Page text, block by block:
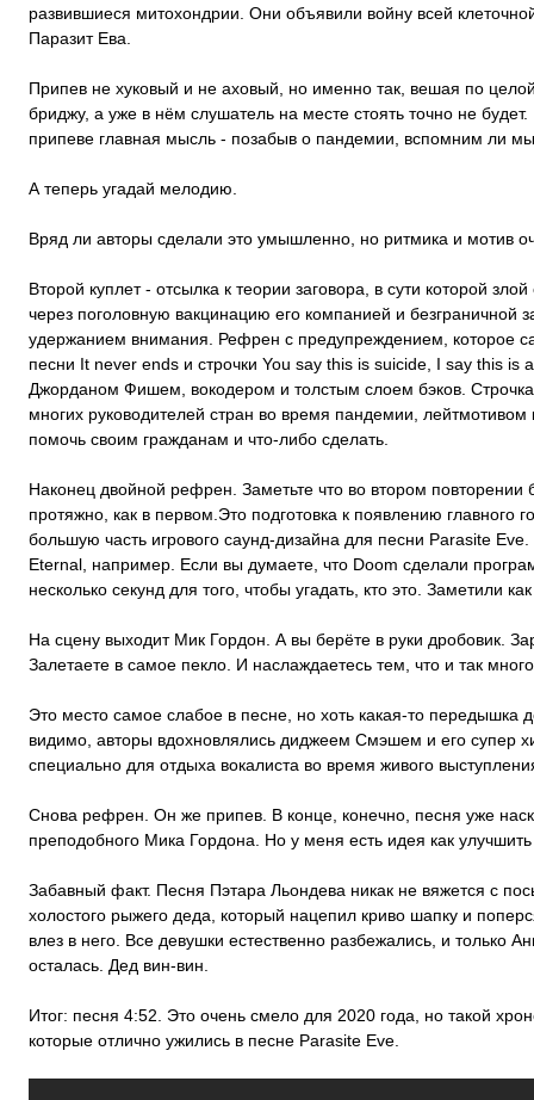
развившиеся митохондрии. Они объявили войну всей
Паразит Ева.
Припев не хуковый и не аховый, но именно так, вешая по
бриджу, а уже в нём слушатель на месте стоять точно не
припеве главная мысль - позабыв о пандемии, вспомним ли
А теперь угадай мелодию.
Вряд ли авторы сделали это умышленно, но ритмика и мотив
Второй куплет - отсылка к теории заговора, в сути которой
через поголовную вакцинацию его компанией и
удержанием внимания. Рефрен с предупреждением, которое
песни It never ends и строчки You say this is suicide, I say this is
Джорданом Фишем, вокодером и толстым слоем бэков.
многих руководителей стран во время пандемии, лейтмотивом
помочь своим гражданам и что-либо сделать.
Наконец двойной рефрен. Заметьте что во втором повторении
протяжно, как в первом.Это подготовка к появлению главного
большую часть игрового саунд-дизайна для песни Parasite
Eternal, например. Если вы думаете, что Doom сделали
несколько секунд для того, чтобы угадать, кто это. Заметили
На сцену выходит Мик Гордон. А вы берёте в руки дробовик.
Залетаете в самое пекло. И наслаждаетесь тем, что и так
Это место самое слабое в песне, но хоть какая-то передышка
видимо, авторы вдохновлялись диджеем Смэшем и его супер
специально для отдыха вокалиста во время живого
Снова рефрен. Он же припев. В конце, конечно, песня уже
преподобного Мика Гордона. Но у меня есть идея как
Забавный факт. Песня Пэтара Льондева никак не вяжется с
холостого рыжего деда, который нацепил криво шапку и
влез в него. Все девушки естественно разбежались, и только
осталась. Дед вин-вин.
Итог: песня 4:52. Это очень смело для 2020 года, но такой
которые отлично ужились в песне Parasite Eve.